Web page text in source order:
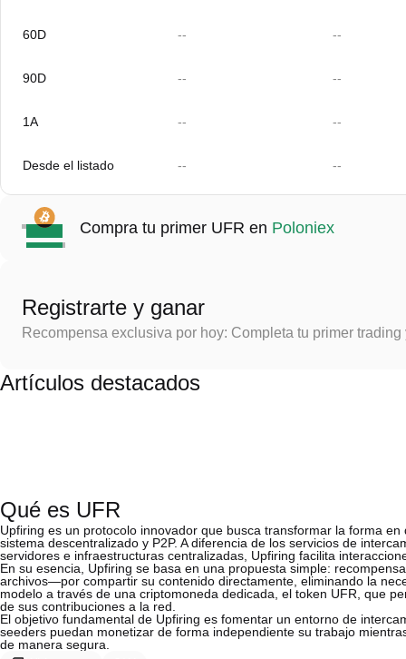
60D -- --
90D -- --
1A -- --
Desde el listado -- --
Compra tu primer UFR en Poloniex
Registrarte y ganar
Recompensa exclusiva por hoy: Completa tu primer
Artículos destacados
Qué es UFR
Upfiring es un protocolo innovador que busca transformar la forma
sistema descentralizado y P2P. A diferencia de los servicios de
servidores e infraestructuras centralizadas, Upfiring facilita
En su esencia, Upfiring se basa en una propuesta simple:
archivos—por compartir su contenido directamente, eliminando la
modelo a través de una criptomoneda dedicada, el token UFR, que
de sus contribuciones a la red.
El objetivo fundamental de Upfiring es fomentar un entorno de
seeders puedan monetizar de forma independiente su trabajo
de manera segura.